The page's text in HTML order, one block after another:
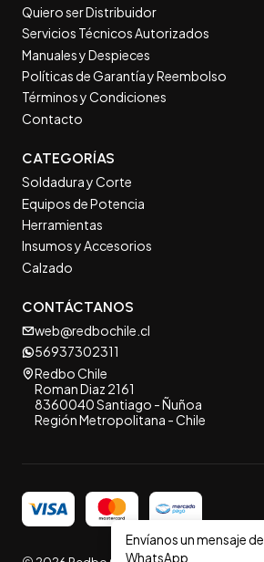
Quiero ser Distribuidor
Servicios Técnicos Autorizados
Manuales y Despieces
Políticas de Garantía y Reembolso
Términos y Condiciones
Contacto
CATEGORÍAS
Soldadura y Corte
Equipos de Potencia
Herramientas
Insumos y Accesorios
Calzado
CONTÁCTANOS
web@redbochile.cl
56937302311
Redbo Chile
Roman Diaz 2161
8360040 Santiago - Ñuñoa
Región Metropolitana - Chile
Envíanos un mensaje de
WhatsApp